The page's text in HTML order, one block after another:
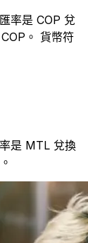
率是 COP 兌
。 貨幣符
是 MTL 兌換